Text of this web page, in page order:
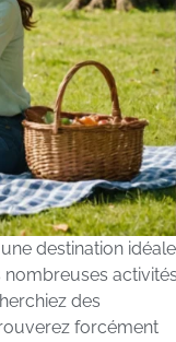
destination idéale
nombreuses activités
des
forcément